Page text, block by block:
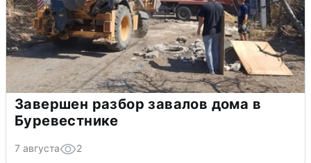
Завершен разбор завалов дома в
Буревестнике
7 августа 2